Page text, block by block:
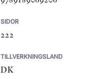
SIDOR
222
TILLVERKNINGSLAND
DK